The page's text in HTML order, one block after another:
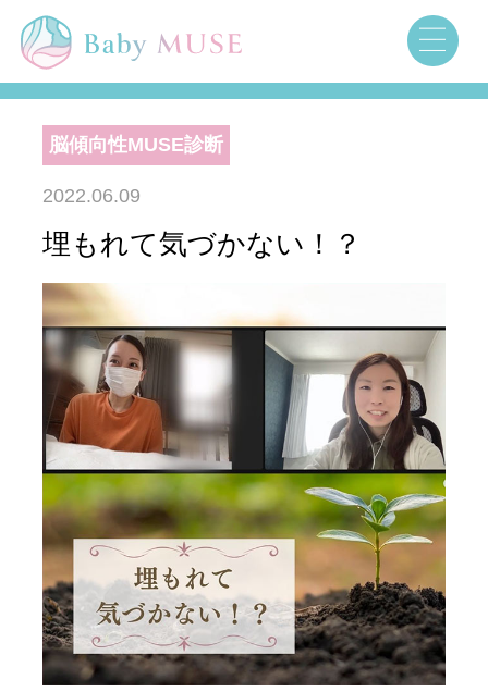
脳傾向性MUSE診断
2022.06.09
埋もれて気づかない！？